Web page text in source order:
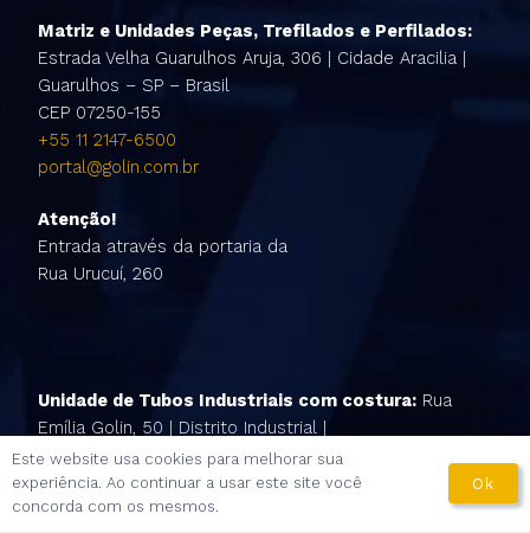
Matriz e Unidades Peças, Trefilados e Perfilados:
Estrada Velha Guarulhos Aruja, 306 | Cidade Aracilia |
Guarulhos – SP – Brasil
CEP 07250-155
+55 11 2147-6500
portal@golin.com.br
Atenção!
Entrada através da portaria da
Rua Urucuí, 260
Unidade de Tubos Industriais com costura:Rua
Emília Golin, 50 | Distrito Industrial |
São João da Boa Vista – SP
CEP 13877-752
Golin S/A. All Rights Reserved.
Este website usa cookies para melhorar sua
experiência. Ao continuar a usar este site você
concorda com os mesmos.
Ok